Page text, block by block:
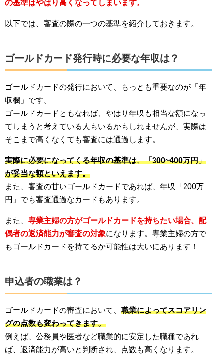
の基準はやはり高くなってしまいます。
以下では、審査の際の一つの基準を紹介しておきます。
ゴールドカード発行時に必要な年収は？
ゴールドカードの発行において、もっとも重要なのが「年
収欄」です。
ゴールドカードともなれば、やはり年収も相当な額になっ
てしまうと考えている人もいるかもしれませんが、実際は
そこまで高くなくても審査には通過します。
実際に必要になってくる年収の基準は、「300~400万円」
が妥当な額といえます。
また、審査の甘いゴールドカードであれば、年収「200万
円」でも審査通過なカードもあります。
また、 専業主婦の方がゴールドカードを持ちたい場合、配
偶者の返済能力が審査の対象になります。専業主婦の方で
もゴールドカードを持てるか可能性は大いにあります！
申込者の職業は？
ゴールドカードの審査において、 職業によってスコアリン
グの点数も変わってきます。
例えば、公務員や医者など職業的に安定した職種であれ
ば、返済能力が高いと判断され、点数も高くなります。